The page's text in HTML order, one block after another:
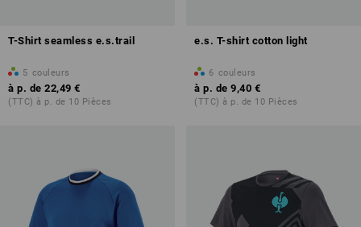
T-Shirt seamless e.s.trail
5 couleurs
à p. de 22,49 €
(TTC) à p. de 10 Pièces
e.s. T-shirt cotton light
6 couleurs
à p. de 9,40 €
(TTC) à p. de 10 Pièces